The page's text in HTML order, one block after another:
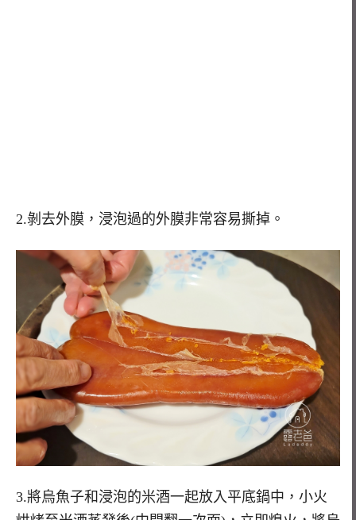
2.剝去外膜，浸泡過的外膜非常容易撕掉。
3.將烏魚子和浸泡的米酒一起放入平底鍋中，小火